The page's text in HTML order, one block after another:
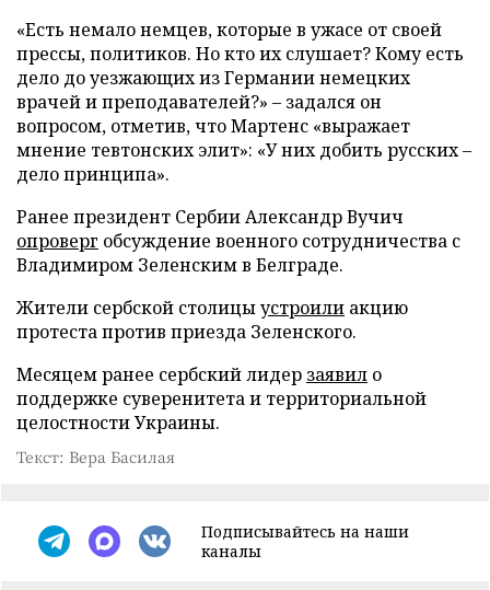
«Есть немало немцев, которые в ужасе от своей
прессы, политиков. Но кто их слушает? Кому есть
дело до уезжающих из Германии немецких
врачей и преподавателей?» – задался он
вопросом, отметив, что Мартенс «выражает
мнение тевтонских элит»: «У них добить русских –
дело принципа».
Ранее президент Сербии Александр Вучич
опроверг обсуждение военного сотрудничества с
Владимиром Зеленским в Белграде.
Жители сербской столицыустроили акцию
протеста против приезда Зеленского.
Месяцем ранее сербский лидер заявил о
поддержке суверенитета и территориальной
целостности Украины.
Текст: Вера Басилая
Подписывайтесь на наши
каналы